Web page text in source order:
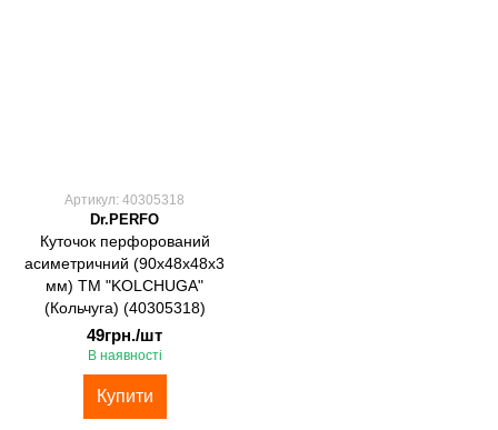
Артикул: 40305318
Dr.PERFO
Куточок перфорований
асиметричний (90х48х48х3
мм) ТМ "KOLCHUGA"
(Кольчуга) (40305318)
49грн./шт
В наявності
Купити